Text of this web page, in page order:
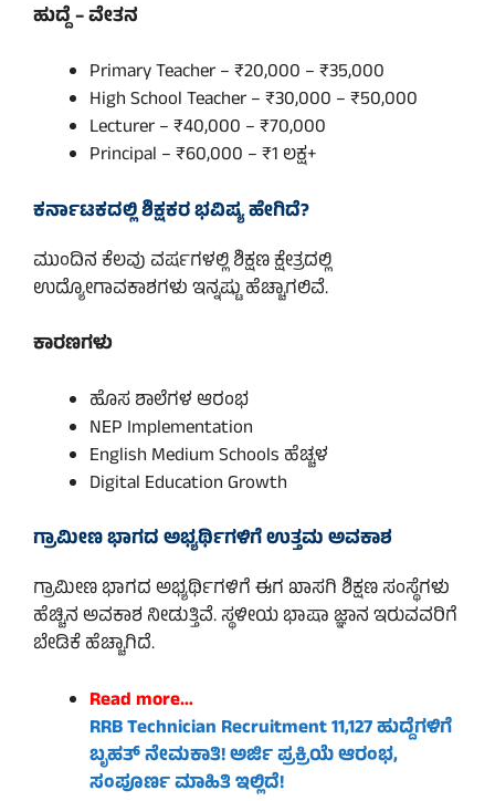
ಹುದ್ದೆ – ವೇತನ
Primary Teacher – ₹20,000 – ₹35,000
High School Teacher – ₹30,000 – ₹50,000
Lecturer – ₹40,000 – ₹70,000
Principal – ₹60,000 – ₹1 ಲಕ್ಷ+
ಕರ್ನಾಟಕದಲ್ಲಿ ಶಿಕ್ಷಕರ ಭವಿಷ್ಯ ಹೇಗಿದೆ?
ಮುಂದಿನ ಕೆಲವು ವರ್ಷಗಳಲ್ಲಿ ಶಿಕ್ಷಣ ಕ್ಷೇತ್ರದಲ್ಲಿ
ಉದ್ಯೋಗಾವಕಾಶಗಳು ಇನ್ನಷ್ಟು ಹೆಚ್ಚಾಗಲಿವೆ.
ಕಾರಣಗಳು
ಹೊಸ ಶಾಲೆಗಳ ಆರಂಭ
NEP Implementation
English Medium Schools ಹೆಚ್ಚಳ
Digital Education Growth
ಗ್ರಾಮೀಣ ಭಾಗದ ಅಭ್ಯರ್ಥಿಗಳಿಗೆ ಉತ್ತಮ ಅವಕಾಶ
ಗ್ರಾಮೀಣ ಭಾಗದ ಅಭ್ಯರ್ಥಿಗಳಿಗೆ ಈಗ ಖಾಸಗಿ ಶಿಕ್ಷಣ ಸಂಸ್ಥೆಗಳು
ಹೆಚ್ಚಿನ ಅವಕಾಶ ನೀಡುತ್ತಿವೆ. ಸ್ಥಳೀಯ ಭಾಷಾ ಜ್ಞಾನ ಇರುವವರಿಗೆ
ಬೇಡಿಕೆ ಹೆಚ್ಚಾಗಿದೆ.
Read more…
RRB Technician Recruitment 11,127 ಹುದ್ದೆಗಳಿಗೆ
ಬೃಹತ್ ನೇಮಕಾತಿ! ಅರ್ಜಿ ಪ್ರಕ್ರಿಯೆ ಆರಂಭ,
ಸಂಪೂರ್ಣ ಮಾಹಿತಿ ಇಲ್ಲಿದೆ!